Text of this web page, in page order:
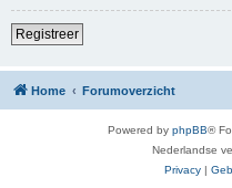
Registreer
Home Forumoverzicht
Powered by phpBB®
Nederlandse
Privacy |